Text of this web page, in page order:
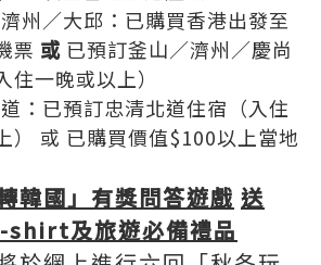
州／大邱：已購買香港出發至
票 或 已預訂釜山／濟州／慶尚
住一晚或以上）
：已預訂忠清北道住宿（入住
） 或 已購買價值$100以上當地
韓國」有獎問答遊戲 送
shirt及旅遊必備禮品